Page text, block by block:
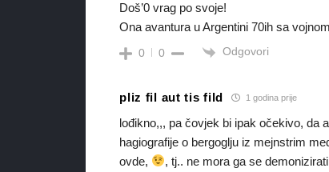
Doš’0 vrag po svoje!
Ona avantura u Argentini 70ih sa
0 0 Odgovori
pliz fil aut tis fild 1 godina prije
lođikno,,, pa čovjek bi ipak očekivo, da
hagiografije o bergoglju iz mejnstrim
ovde,
, tj.. ne mora ga se